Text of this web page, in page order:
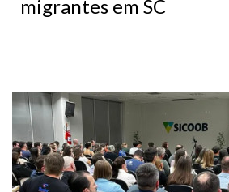
migrantes em SC